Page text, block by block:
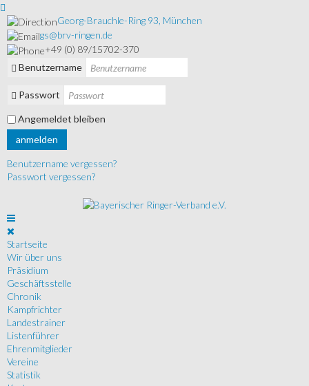
Georg-Brauchle-Ring 93, München
gs@brv-ringen.de
+49 (0) 89/15702-370
Benutzername
Passwort
Angemeldet bleiben
anmelden
Benutzername vergessen?
Passwort vergessen?
Startseite
Wir über uns
Präsidium
Geschäftsstelle
Chronik
Kampfrichter
Landestrainer
Listenführer
Ehrenmitglieder
Vereine
Statistik